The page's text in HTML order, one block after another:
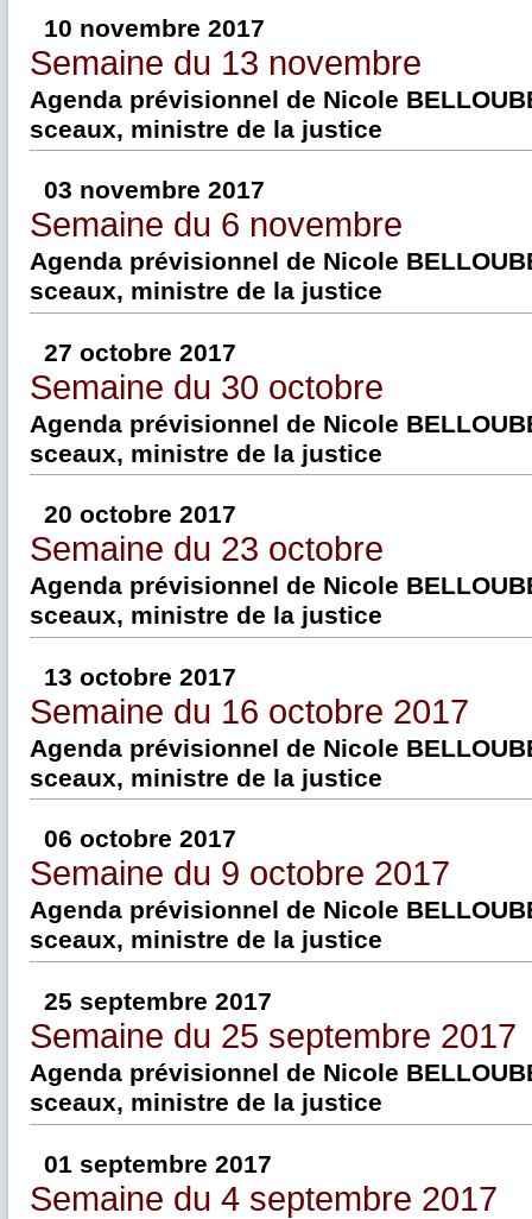
10 novembre 2017
Semaine du 13 novembre
Agenda prévisionnel de Nicole
sceaux, ministre de la justice
03 novembre 2017
Semaine du 6 novembre
Agenda prévisionnel de Nicole
sceaux, ministre de la justice
27 octobre 2017
Semaine du 30 octobre
Agenda prévisionnel de Nicole
sceaux, ministre de la justice
20 octobre 2017
Semaine du 23 octobre
Agenda prévisionnel de Nicole
sceaux, ministre de la justice
13 octobre 2017
Semaine du 16 octobre 2017
Agenda prévisionnel de Nicole
sceaux, ministre de la justice
06 octobre 2017
Semaine du 9 octobre 2017
Agenda prévisionnel de Nicole
sceaux, ministre de la justice
25 septembre 2017
Semaine du 25 septembre 2017
Agenda prévisionnel de Nicole
sceaux, ministre de la justice
01 septembre 2017
Semaine du 4 septembre 2017